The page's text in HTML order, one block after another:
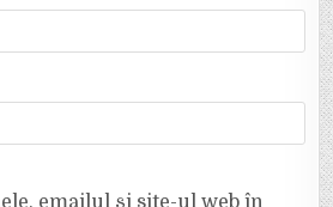
emailul și site-ul web în